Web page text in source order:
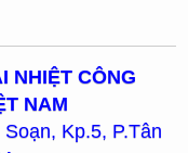
NHIỆT CÔNG
NAM
Kp.5, P.Tân